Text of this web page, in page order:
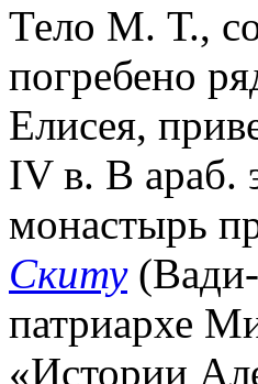
Тело М. Т.,
погребено
Елисея,
IV в. В араб.
монастырь
Скиту(Вади-
патриархе
«Истории